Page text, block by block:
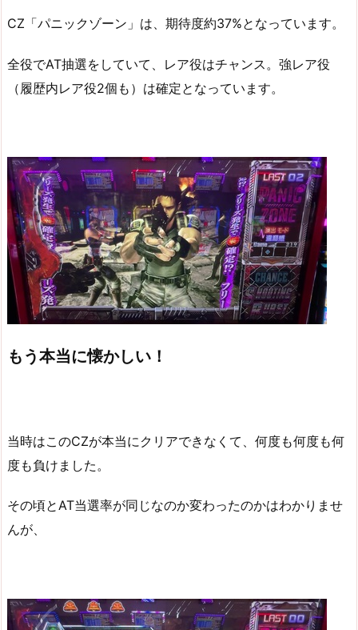
CZ「パニックゾーン」は、期待度約37%となっています。
全役でAT抽選をしていて、レア役はチャンス。強レア役
（履歴内レア役2個も）は確定となっています。
もう本当に懐かしい！
当時はこのCZが本当にクリアできなくて、何度も何度も何
度も負けました。
その頃とAT当選率が同じなのか変わったのかはわかりませ
んが、